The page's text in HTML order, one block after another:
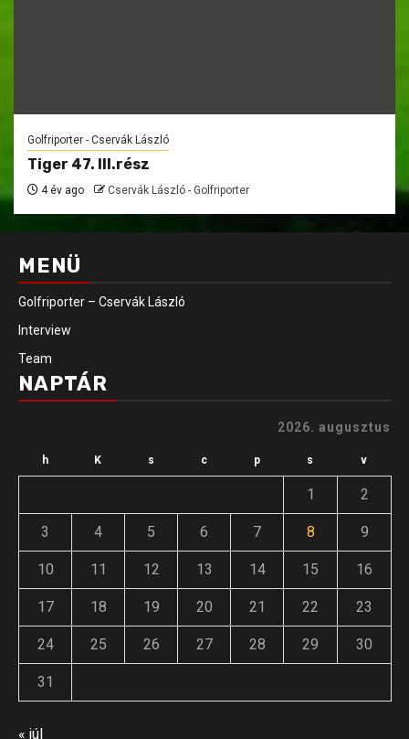
Golfriporter - Cservák László
Tiger 47. III.rész
4 év ago Cservák László - Golfriporter
MENÜ
Golfriporter – Cservák László
Interview
Team
NAPTÁR
2026. augusztus
h K s c p s v
1 2
3 4 5 6 7 8 9
10 11 12 13 14 15 16
17 18 19 20 21 22 23
24 25 26 27 28 29 30
31
« júl